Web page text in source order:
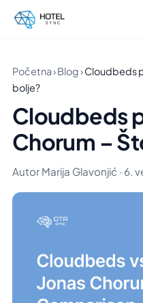
Početna›Blog›Cloudbeds
bolje?
Cloudbeds
Chorum –
Autor Marija Glavonjić · 6.